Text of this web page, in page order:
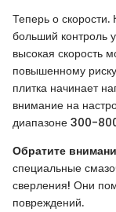
Теперь о скорости.
больший контроль
высокая скорость
повышенному
плитка начинает
внимание на
диапазоне 300-
Обратите
специальные
сверления! Они
повреждений.